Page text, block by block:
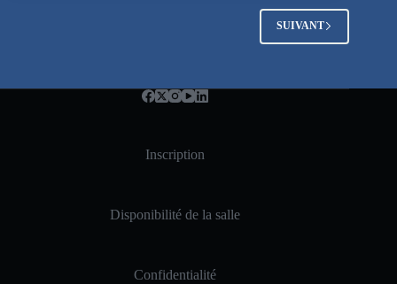
SUIVANT
Inscription
Disponibilité de la salle
Confidentialité